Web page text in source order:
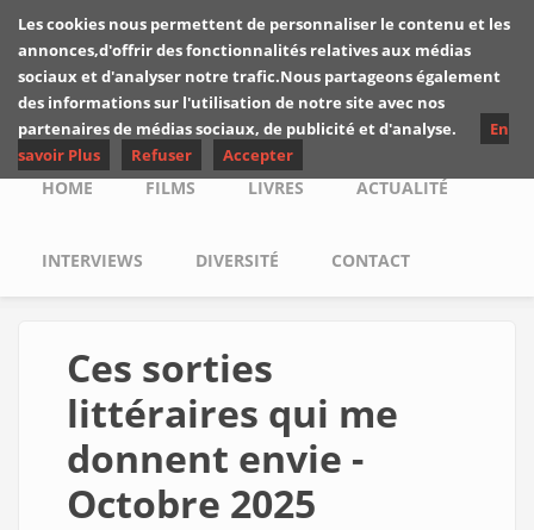
Skip to main content
Les critiques de
Yuyine
Main menu
HOME FILMS LIVRES ACTUALITÉ
INTERVIEWS DIVERSITÉ CONTACT
Ces sorties
littéraires qui me
donnent envie -
Octobre 2025
Les cookies nous permettent de personnaliser le contenu et les
annonces,d'offrir des fonctionnalités relatives aux médias
sociaux et d'analyser notre trafic.Nous partageons également
des informations sur l'utilisation de notre site avec nos
partenaires de médias sociaux, de publicité et d'analyse.
En
savoir Plus
Refuser Accepter